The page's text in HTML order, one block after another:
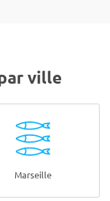
ville
Marseille